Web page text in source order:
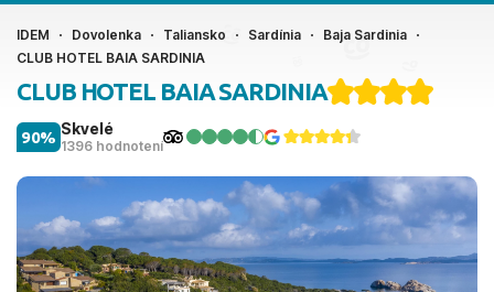
IDEM Dovolenka Taliansko Sardínia
Baja Sardinia
CLUB HOTEL BAIA SARDINIA
CLUB HOTEL BAIA SARDINIA
Skvelé
1396 hodnotení
90%